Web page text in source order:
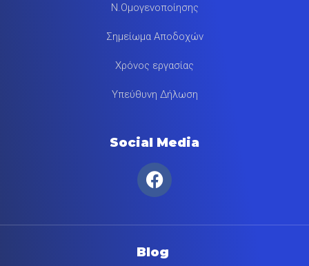
Ν.Ομογενοποίησης
Σημείωμα Αποδοχών
Χρόνος εργασίας
Υπεύθυνη Δήλωση
Social Media
Blog